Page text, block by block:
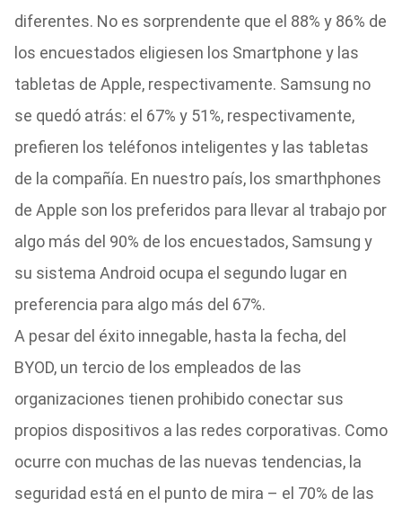
diferentes. No es sorprendente que el 88% y 86% de
los encuestados eligiesen los Smartphone y las
tabletas de Apple, respectivamente. Samsung no
se quedó atrás: el 67% y 51%, respectivamente,
prefieren los teléfonos inteligentes y las tabletas
de la compañía. En nuestro país, los smarthphones
de Apple son los preferidos para llevar al trabajo por
algo más del 90% de los encuestados, Samsung y
su sistema Android ocupa el segundo lugar en
preferencia para algo más del 67%.
A pesar del éxito innegable, hasta la fecha, del
BYOD, un tercio de los empleados de las
organizaciones tienen prohibido conectar sus
propios dispositivos a las redes corporativas. Como
ocurre con muchas de las nuevas tendencias, la
seguridad está en el punto de mira – el 70% de las